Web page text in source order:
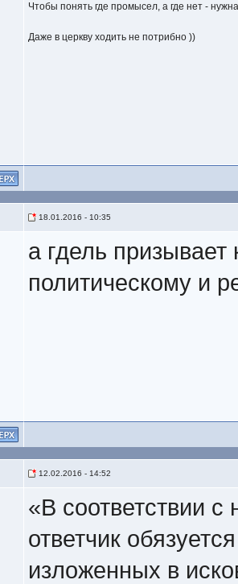
Чтобы понять где промысел, а где нет -
Даже в церкву ходить не потрибно ))
18.01.2016 - 10:35
а гдель
политическому и
12.02.2016 - 14:52
«В соответствии
ответчик
изложенных в